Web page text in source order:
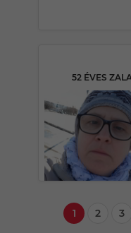
52 ÉVES
1 2 3